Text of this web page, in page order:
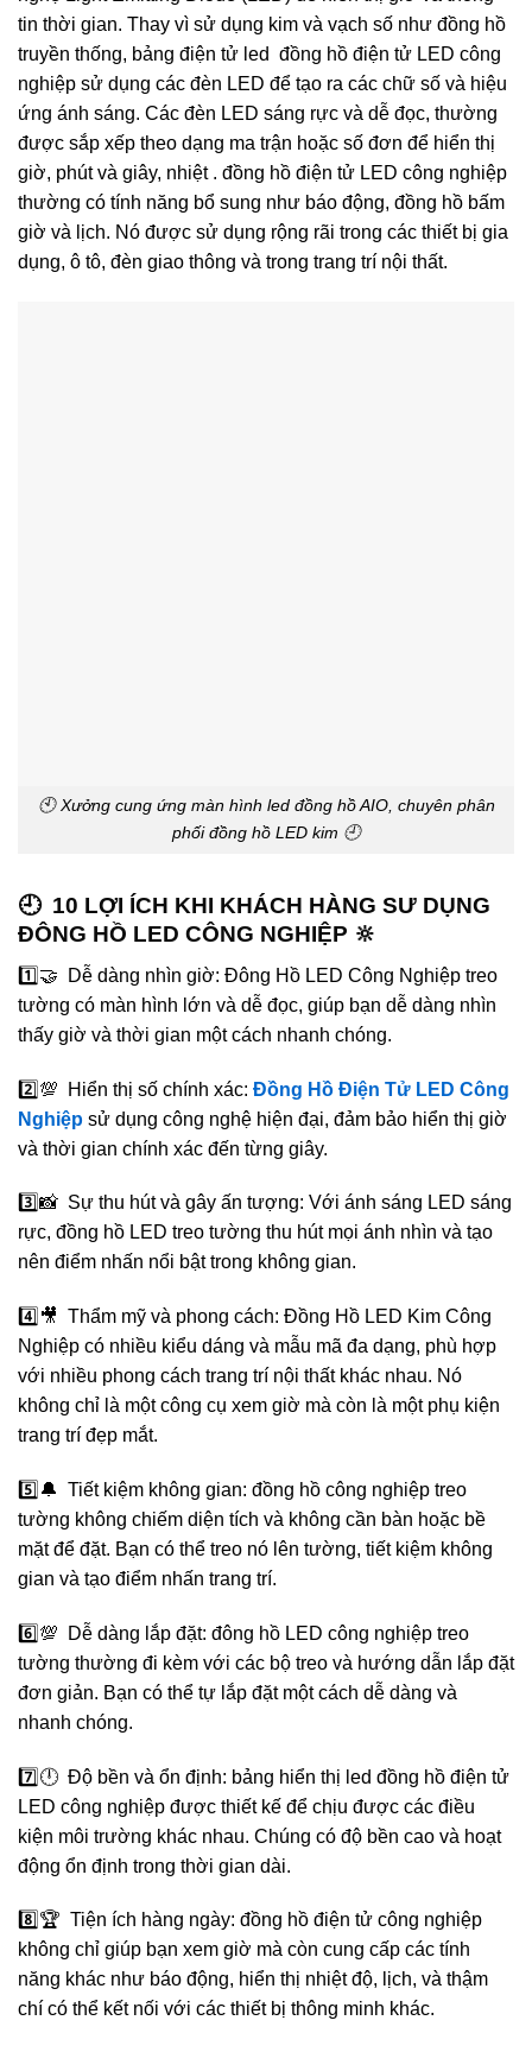
tin thời gian. Thay vì sử dụng kim và vạch số như đồng hồ
truyền thống, bảng điện tử led đồng hồ điện tử LED công
nghiệp sử dụng các đèn LED để tạo ra các chữ số và hiệu
ứng ánh sáng. Các đèn LED sáng rực và dễ đọc, thường
được sắp xếp theo dạng ma trận hoặc số đơn để hiển thị
giờ, phút và giây, nhiệt . đồng hồ điện tử LED công nghiệp
thường có tính năng bổ sung như báo động, đồng hồ bấm
giờ và lịch. Nó được sử dụng rộng rãi trong các thiết bị gia
dụng, ô tô, đèn giao thông và trong trang trí nội thất.
🕙 Xưởng cung ứng màn hình led đồng hồ AIO, chuyên phân
phối đồng hồ LED kim 🕘
🕘 10 LỢI ÍCH KHI KHÁCH HÀNG SƯ DỤNG
ĐÔNG HỒ LED CÔNG NGHIỆP 🔆
1️⃣🤝 Dễ dàng nhìn giờ: Đông Hồ LED Công Nghiệp treo
tường có màn hình lớn và dễ đọc, giúp bạn dễ dàng nhìn
thấy giờ và thời gian một cách nhanh chóng.
2️⃣💯 Hiển thị số chính xác: Đồng Hồ Điện Tử LED Công
Nghiệp sử dụng công nghệ hiện đại, đảm bảo hiển thị giờ
và thời gian chính xác đến từng giây.
3️⃣📸 Sự thu hút và gây ấn tượng: Với ánh sáng LED sáng
rực, đồng hồ LED treo tường thu hút mọi ánh nhìn và tạo
nên điểm nhấn nổi bật trong không gian.
4️⃣🎥 Thẩm mỹ và phong cách: Đồng Hồ LED Kim Công
Nghiệp có nhiều kiểu dáng và mẫu mã đa dạng, phù hợp
với nhiều phong cách trang trí nội thất khác nhau. Nó
không chỉ là một công cụ xem giờ mà còn là một phụ kiện
trang trí đẹp mắt.
5️⃣🔔 Tiết kiệm không gian: đồng hồ công nghiệp treo
tường không chiếm diện tích và không cần bàn hoặc bề
mặt để đặt. Bạn có thể treo nó lên tường, tiết kiệm không
gian và tạo điểm nhấn trang trí.
6️⃣💯 Dễ dàng lắp đặt: đông hồ LED công nghiệp treo
tường thường đi kèm với các bộ treo và hướng dẫn lắp đặt
đơn giản. Bạn có thể tự lắp đặt một cách dễ dàng và
nhanh chóng.
7️⃣🕛 Độ bền và ổn định: bảng hiển thị led đồng hồ điện tử
LED công nghiệp được thiết kế để chịu được các điều
kiện môi trường khác nhau. Chúng có độ bền cao và hoạt
động ổn định trong thời gian dài.
8️⃣🏆 Tiện ích hàng ngày: đồng hồ điện tử công nghiệp
không chỉ giúp bạn xem giờ mà còn cung cấp các tính
năng khác như báo động, hiển thị nhiệt độ, lịch, và thậm
chí có thể kết nối với các thiết bị thông minh khác.